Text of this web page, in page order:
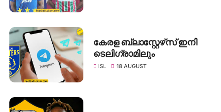
കേരള ബ്ലാസ്റ്റേഴ്‌സ് ഇനി
ടെലിഗ്രാമിലും
ISL 18 AUGUST